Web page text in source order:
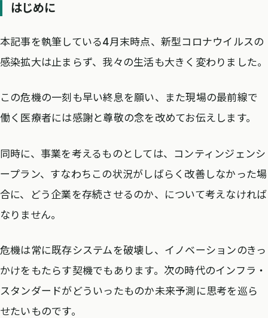
はじめに
本記事を執筆している4月末時点、新型コロナウイルスの
感染拡大は止まらず、我々の生活も大きく変わりました。
この危機の一刻も早い終息を願い、また現場の最前線で
働く医療者には感謝と尊敬の念を改めてお伝えします。
同時に、事業を考えるものとしては、コンティンジェンシ
ープラン、すなわちこの状況がしばらく改善しなかった場
合に、どう企業を存続させるのか、について考えなければ
なりません。
危機は常に既存システムを破壊し、イノベーションのきっ
かけをもたらす契機でもあります。次の時代のインフラ・
スタンダードがどういったものか未来予測に思考を巡ら
せたいものです。